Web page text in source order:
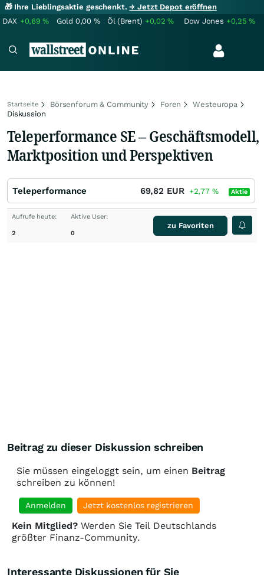
🎁 Ihre Lieblingsaktie geschenkt.→ Jetzt Depot eröffnen
DAX +0,69% Gold 0,00 % Öl (Brent) +0,02% Dow Jones +0,25%
Startseite Börsenforum & Community Foren
Westeuropa
Diskussion
Teleperformance SE – Geschäftsmodell,
Marktposition und Perspektiven
Teleperformance 69,82 EUR +2,77 % Aktie
Aufrufe heute:
2
Aktive User:
0
zu Favoriten
Beitrag zu dieser Diskussion schreiben
Sie müssen eingeloggt sein, um einen Beitrag
schreiben zu können!
Anmelden Jetzt kostenlos registrieren
Kein Mitglied? Werden Sie Teil Deutschlands
größter Finanz-Community.
Interessante Diskussionen für Sie